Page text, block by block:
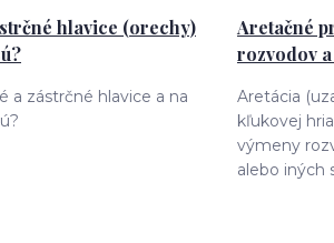
hlavice (orechy)
a zástrčné hlavice a na
Aretačné
rozvodov
Aretácia
kľukovej
výmeny
alebo iných